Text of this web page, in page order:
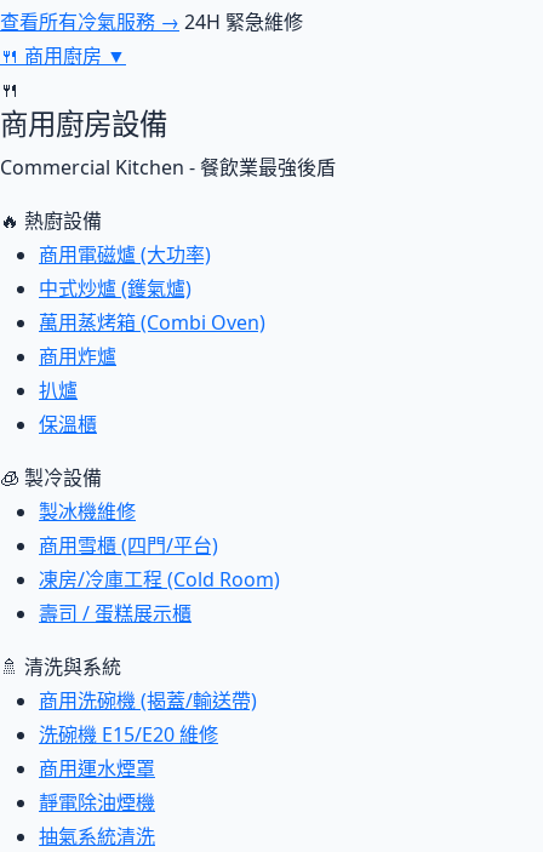
查看所有冷氣服務 → 24H 緊急維修
🍴 商用廚房 ▼
🍴
商用廚房設備
Commercial Kitchen - 餐飲業最強後盾
🔥 熱廚設備
商用電磁爐 (大功率)
中式炒爐 (鑊氣爐)
萬用蒸烤箱 (Combi Oven)
商用炸爐
扒爐
保溫櫃
🧊 製冷設備
製冰機維修
商用雪櫃 (四門/平台)
凍房/冷庫工程 (Cold Room)
壽司 / 蛋糕展示櫃
🚿 清洗與系統
商用洗碗機 (揭蓋/輸送帶)
洗碗機 E15/E20 維修
商用運水煙罩
靜電除油煙機
抽氣系統清洗